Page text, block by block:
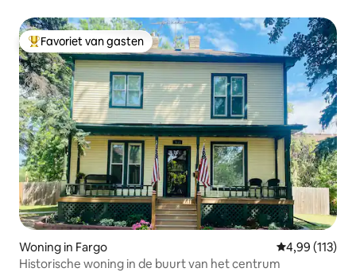
Topfavoriet van gasten
Favoriet van gasten
Woning in Fargo Gemiddelde
4,99 (113)
Historische woning in de buurt van het centrum